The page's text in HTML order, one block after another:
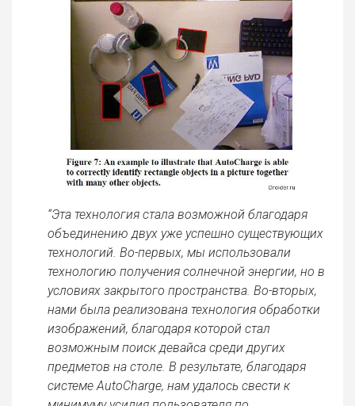
“Эта технология стала возможной благодаря
объединению двух уже успешно существующих
технологий. Во-первых, мы использовали
технологию получения солнечной энергии, но в
условиях закрытого пространства. Во-вторых,
нами была реализована технология обработки
изображений, благодаря которой стал
возможным поиск девайса среди других
предметов на столе. В результате, благодаря
системе AutoCharge, нам удалось свести к